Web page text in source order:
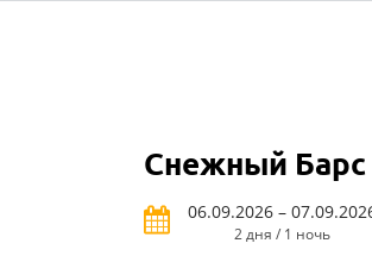
Снежный
06.09.2026 –
2 дня / 1 ночь